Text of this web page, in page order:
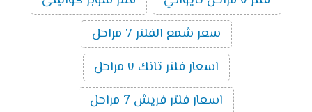
سعر شمع الفلتر 7 مراحل
اسعار فلتر تانك ٧ مراحل
اسعار فلتر فريش 7 مراحل